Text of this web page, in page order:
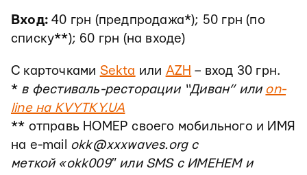
Вход: 40 грн (предпродажа*); 50 грн (по
списку**); 60 грн (на входе)
С карточками Sekta или AZH – вход 30 грн.
* в фестиваль-ресторации “Диван” или on-
line на KVYTKY.UA
** отправь НОМЕР своего мобильного и ИМЯ
на e-mail okk@xxxwaves.org c
меткой «okk009″ или SMS с ИМЕНЕМ и